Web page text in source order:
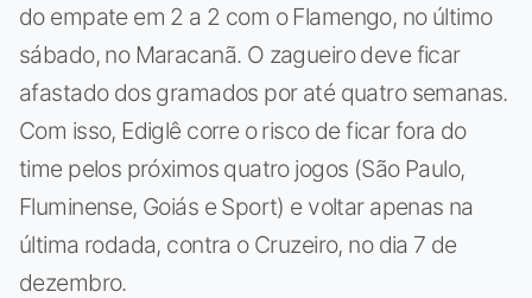
do empate em 2 a 2 com o Flamengo, no último
sábado, no Maracanã. O zagueiro deve ficar
afastado dos gramados por até quatro semanas.
Com isso, Ediglê corre o risco de ficar fora do
time pelos próximos quatro jogos (São Paulo,
Fluminense, Goiás e Sport) e voltar apenas na
última rodada, contra o Cruzeiro, no dia 7 de
dezembro.